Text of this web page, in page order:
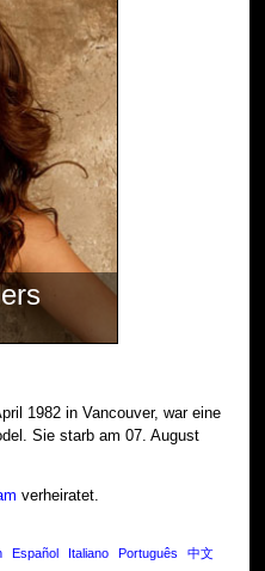
1982 in Vancouver, war eine
Sie starb am 07. August
verheiratet.
Español Italiano Português 中文